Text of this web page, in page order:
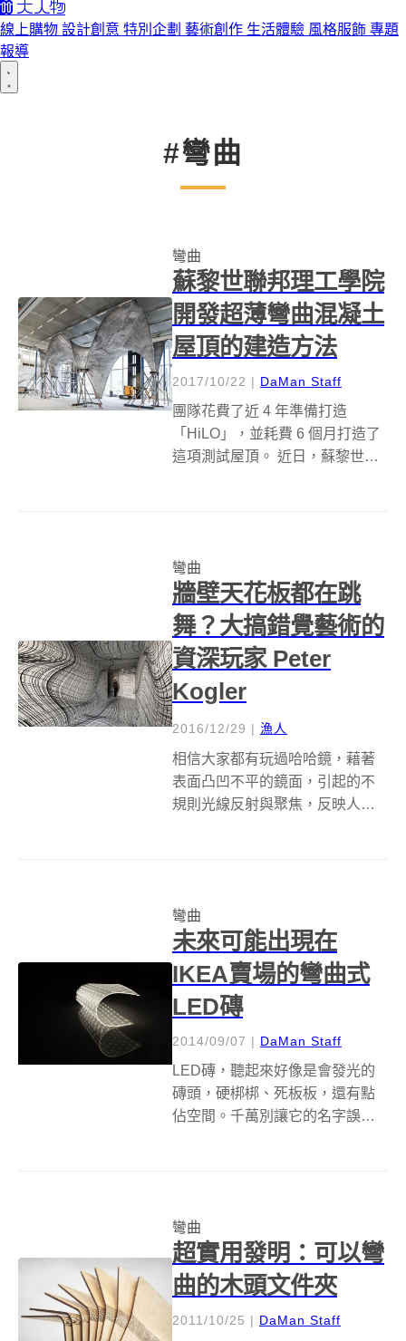
線上購物 設計創意 特別企劃 藝術創作 生活體驗 風格服飾 專題
報導
#彎曲
彎曲
蘇黎世聯邦理工學院
開發超薄彎曲混凝土
屋頂的建造方法
2017/10/22 | DaMan Staff
團隊花費了近 4 年準備打造
「HiLO」，並耗費 6 個月打造了
這項測試屋頂。 近日，蘇黎世聯
範本系統將於明年首次在實...
彎曲
牆壁天花板都在跳
舞？大搞錯覺藝術的
資深玩家 Peter
Kogler
2016/12/29 | 漁人
相信大家都有玩過哈哈鏡，藉著
表面凸凹不平的鏡面，引起的不
規則光線反射與聚焦，反映人像
面牆壁都是曲折的形式呢？這樣
應該會讓人頭暈想...
彎曲
未來可能出現在
IKEA賣場的彎曲式
LED磚
2014/09/07 | DaMan Staff
LED磚，聽起來好像是會發光的
磚頭，硬梆梆、死板板，還有點
佔空間。千萬別讓它的名字誤解
不但薄，還具有...
彎曲
超實用發明：可以彎
曲的木頭文件夾
2011/10/25 | DaMan Staff